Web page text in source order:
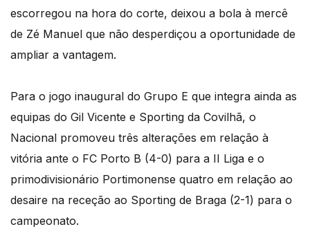
escorregou na hora do corte, deixou a bola à mercê
de Zé Manuel que não desperdiçou a oportunidade de
ampliar a vantagem.
Para o jogo inaugural do Grupo E que integra ainda as
equipas do Gil Vicente e Sporting da Covilhã, o
Nacional promoveu três alterações em relação à
vitória ante o FC Porto B (4-0) para a II Liga e o
primodivisionário Portimonense quatro em relação ao
desaire na receção ao Sporting de Braga (2-1) para o
campeonato.